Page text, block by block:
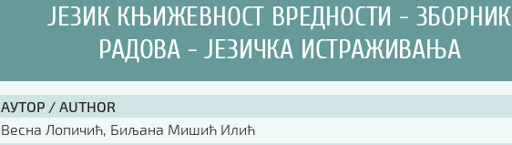
ЈЕЗИК КЊИЖЕВНОСТ ВРЕДНОСТИ - ЗБОРНИК
РАДОВА - ЈЕЗИЧКА ИСТРАЖИВАЊА
АУТОР / AUTHOR
Весна Лопичић, Биљана Мишић Илић